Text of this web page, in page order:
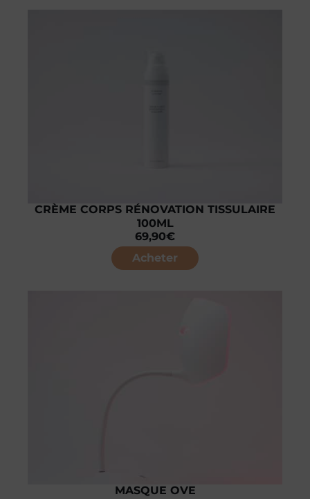
CRÈME CORPS RÉNOVATION TISSULAIRE
100ML
69,90€
Acheter
MASQUE OVE